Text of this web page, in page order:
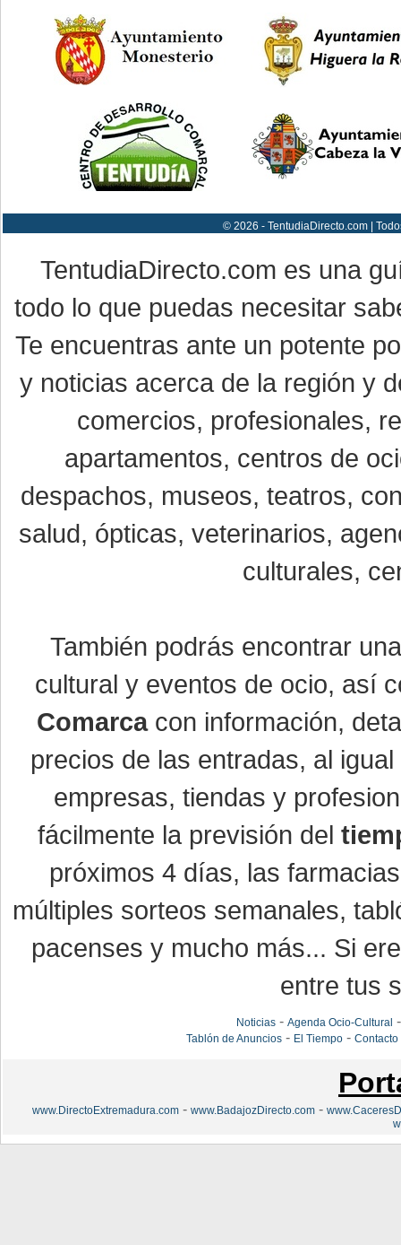
© 2026 - TentudiaDirecto.com |
TentudiaDirecto.com es una
todo lo que puedas necesitar
Te encuentras ante un potente
y noticias acerca de la región y
comercios, profesionales,
apartamentos, centros de
despachos, museos, teatros,
salud, ópticas, veterinarios,
culturales,
También podrás encontrar
cultural y eventos de ocio, así
Comarcacon información,
precios de las entradas, al
empresas, tiendas y
fácilmente la previsión del
próximos 4 días, las
múltiples sorteos semanales,
pacenses y mucho más... Si
entre tus
Noticias- Agenda Ocio-Cultural
Tablón de Anuncios- El Tiempo- Contacto
www.DirectoExtremadura.com - www.BadajozDirecto.com -